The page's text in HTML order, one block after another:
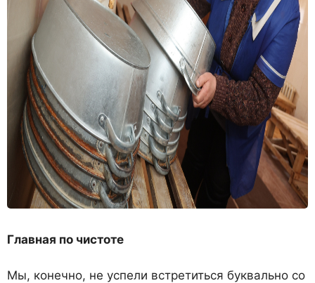
Главная по чистоте
Мы, конечно, не успели встретиться буквально со